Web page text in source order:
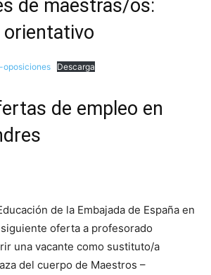
de maestras/os:
orientativo
Descarga
de empleo en
de la Embajada de España en
oferta a profesorado
una vacante como sustituto/a
del cuerpo de Maestros –